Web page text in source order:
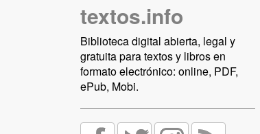
textos.info
Biblioteca digital abierta, legal y
gratuita para textos y libros en
formato electrónico: online, PDF,
ePub, Mobi.